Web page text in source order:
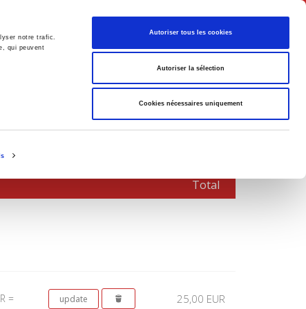
notre trafic.
qui peuvent
Autoriser tous les cookies
Autoriser la sélection
Cookies nécessaires uniquement
English
Total
= 25,00 EUR